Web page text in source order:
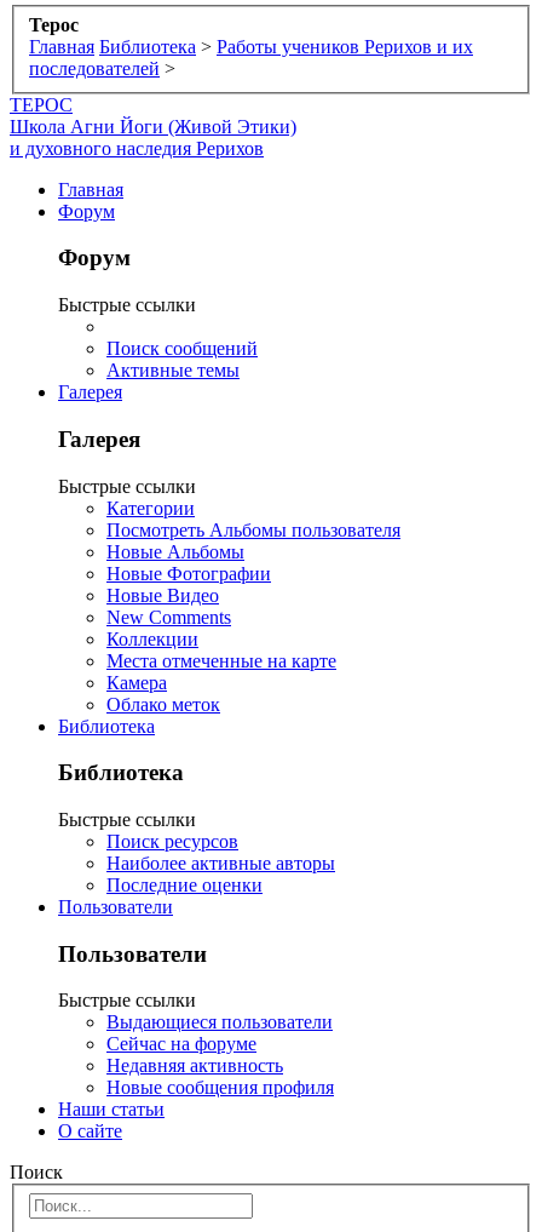
Терос
Главная Библиотека > Работы учеников Рерихов и их
последователей >
ТЕРОС
Школа Агни Йоги (Живой Этики)
и духовного наследия Рерихов
Главная
Форум
Форум
Быстрые ссылки
Поиск сообщений
Активные темы
Галерея
Галерея
Быстрые ссылки
Категории
Посмотреть Альбомы пользователя
Новые Альбомы
Новые Фотографии
Новые Видео
New Comments
Коллекции
Места отмеченные на карте
Камера
Облако меток
Библиотека
Библиотека
Быстрые ссылки
Поиск ресурсов
Наиболее активные авторы
Последние оценки
Пользователи
Пользователи
Быстрые ссылки
Выдающиеся пользователи
Сейчас на форуме
Недавняя активность
Новые сообщения профиля
Наши статьи
О сайте
Поиск